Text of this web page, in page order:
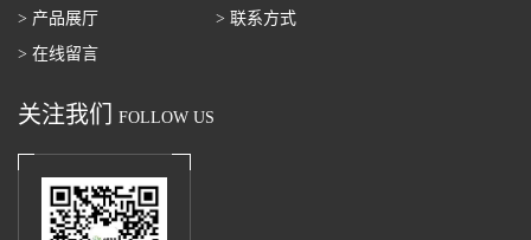
> 产品展厅
> 联系方式
> 在线留言
关注我们 FOLLOW US